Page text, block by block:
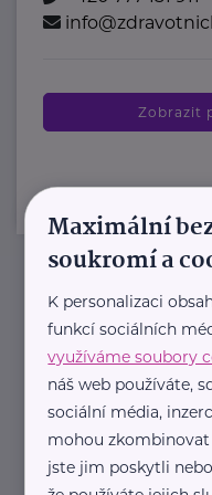
Zobrazit
Pravidelný přísun
podpora pro rodiče
Newsletter webu
odběru a čtěte o
Maximální
soukromí a
K personalizaci
funkcí sociálních
využíváme soubory
náš web používáte,
sociální média,
mohou
jste jim poskytli